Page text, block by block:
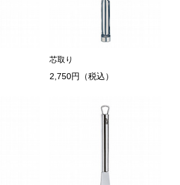
芯取り
2,750円（税込）